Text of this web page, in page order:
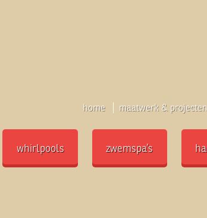
home maatwerk & projecten
whirlpools zwemspa’s